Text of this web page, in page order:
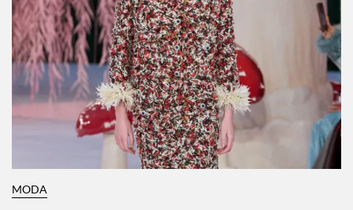
MODA